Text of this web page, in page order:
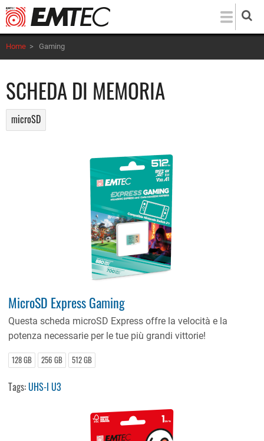
Salta
al
contenuto
principale
Home > Gaming
SCHEDA DI MEMORIA
microSD
MicroSD Express Gaming
Questa scheda microSD Express offre la velocità e la
potenza necessarie per le tue più grandi vittorie!
128 GB 256 GB 512 GB
Tags:UHS-I U3